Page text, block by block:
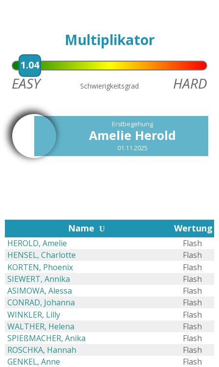
Multiplikator
1.04
EASY Schwierigkeitsgrad HARD
Erstbegehung
Amelie Herold
01.11.2025
Name U Wertung
HEROLD, Amelie
Flash
HENSEL, Charlotte
Flash
KORTEN, Phoenix
Flash
SIEWERT, Annika
Flash
ASIMOWA, Alessa
Flash
CONRAD, Johanna
Flash
WINKLER, Lilly
Flash
WALTHER, Helena
Flash
SPIEßMACHER, Anika
Flash
ROSCHKA, Hannah
Flash
GENKEL, Anne
Flash
2